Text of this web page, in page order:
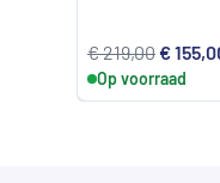
€219,00
prijs
was:
€
Op voorraad